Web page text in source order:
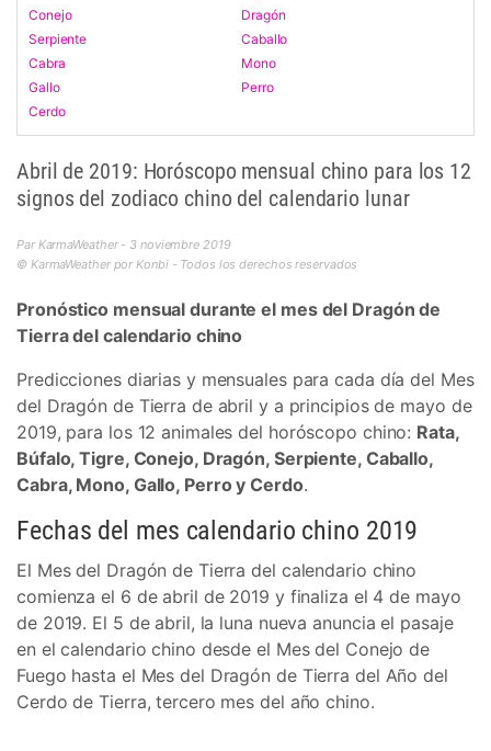
Conejo
Dragón
Serpiente
Caballo
Cabra
Mono
Gallo
Perro
Cerdo
Abril de 2019: Horóscopo mensual chino para los 12
signos del zodiaco chino del calendario lunar
Par KarmaWeather - 3 noviembre 2019
© KarmaWeather por Konbi - Todos los derechos reservados
Pronóstico mensual durante el mes del Dragón de
Tierra del calendario chino
Predicciones diarias y mensuales para cada día del Mes
del Dragón de Tierra de abril y a principios de mayo de
2019, para los 12 animales del horóscopo chino: Rata,
Búfalo, Tigre, Conejo, Dragón, Serpiente, Caballo,
Cabra, Mono, Gallo, Perro y Cerdo.
Fechas del mes calendario chino 2019
El Mes del Dragón de Tierra del calendario chino
comienza el 6 de abril de 2019 y finaliza el 4 de mayo
de 2019. El 5 de abril, la luna nueva anuncia el pasaje
en el calendario chino desde el Mes del Conejo de
Fuego hasta el Mes del Dragón de Tierra del Año del
Cerdo de Tierra, tercero mes del año chino.